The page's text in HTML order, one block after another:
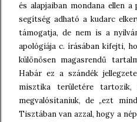
és alapjaiban mondana ellen
segítség adható a kudarc
támogatja, de nem is a
apológiája c. írásában kifejti,
különösen magasrendű
Habár ez a szándék
misztika területére tartozik,
megvalósítaniuk, de „ezt
Tisztában van azzal, hogy a